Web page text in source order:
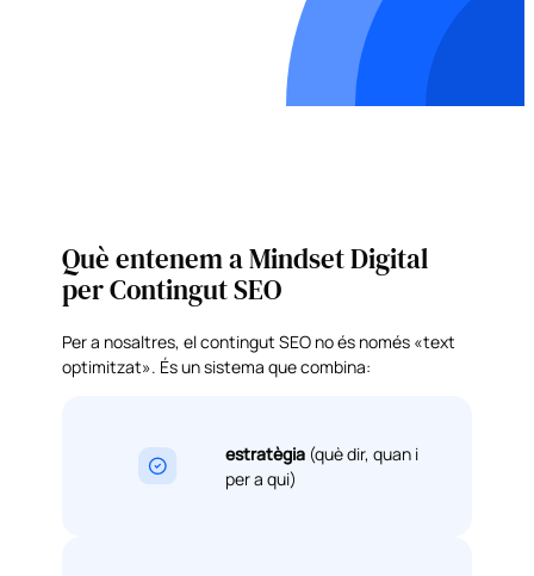
Què entenem a Mindset Digital
per Contingut SEO
Per a nosaltres, el contingut SEO no és només «text
optimitzat». És un sistema que combina:
estratègia(què dir, quan i
per a qui)